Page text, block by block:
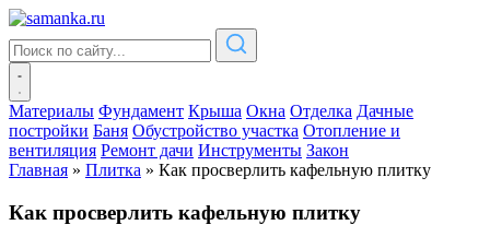
Материалы Фундамент Крыша Окна Отделка Дачные
постройки Баня Обустройство участка Отопление и
вентиляция Ремонт дачи Инструменты Закон
Главная » Плитка » Как просверлить кафельную плитку
Как просверлить кафельную плитку